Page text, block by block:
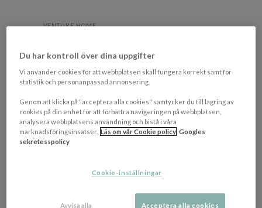
VENTURE HOME
2 595 kr​​
Visar5av6produkter
Utebord & Balkongbord Natur
Du har kontroll över dina uppgifter
Vi använder cookies för att webbplatsen skall fungera korrekt samt för
statistik och personanpassad annonsering.
Genom att klicka på "acceptera alla cookies" samtycker du till lagring av
cookies på din enhet för att förbättra navigeringen på webbplatsen,
analysera webbplatsens användning och bistå i våra
marknadsföringsinsatser. Läs om vår Cookie policy Googles
sekretesspolicy
Cookie-inställningar
Avvisa alla Acceptera alla cookies